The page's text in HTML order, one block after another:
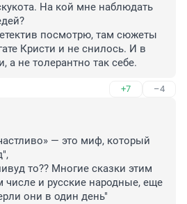
На кой мне наблюдать
посмотрю, там сюжеты
Кристи и не снилось. И в
а не толерантно так себе.
+7 –4
— это миф, который
то?? Многие сказки этим
числе и русские народные, еще
они в один день"